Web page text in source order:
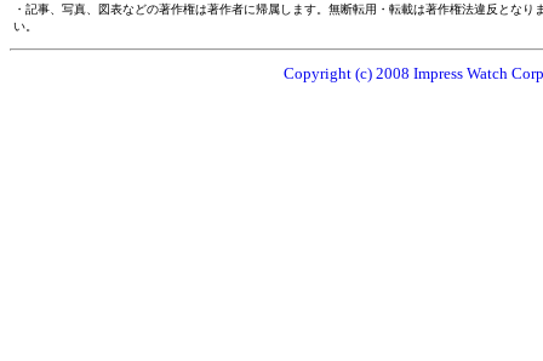
・記事、写真、図表などの著作権は著作者に帰属します。無断転用・転載は著作権法違反とな
い。
Copyright (c) 2008 Impress Watch